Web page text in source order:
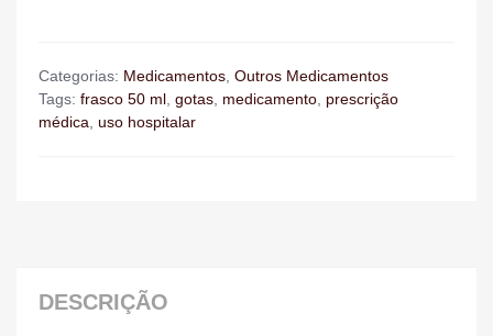
Categorias: Medicamentos, Outros Medicamentos
Tags: frasco 50 ml, gotas, medicamento, prescrição
médica, uso hospitalar
DESCRIÇÃO